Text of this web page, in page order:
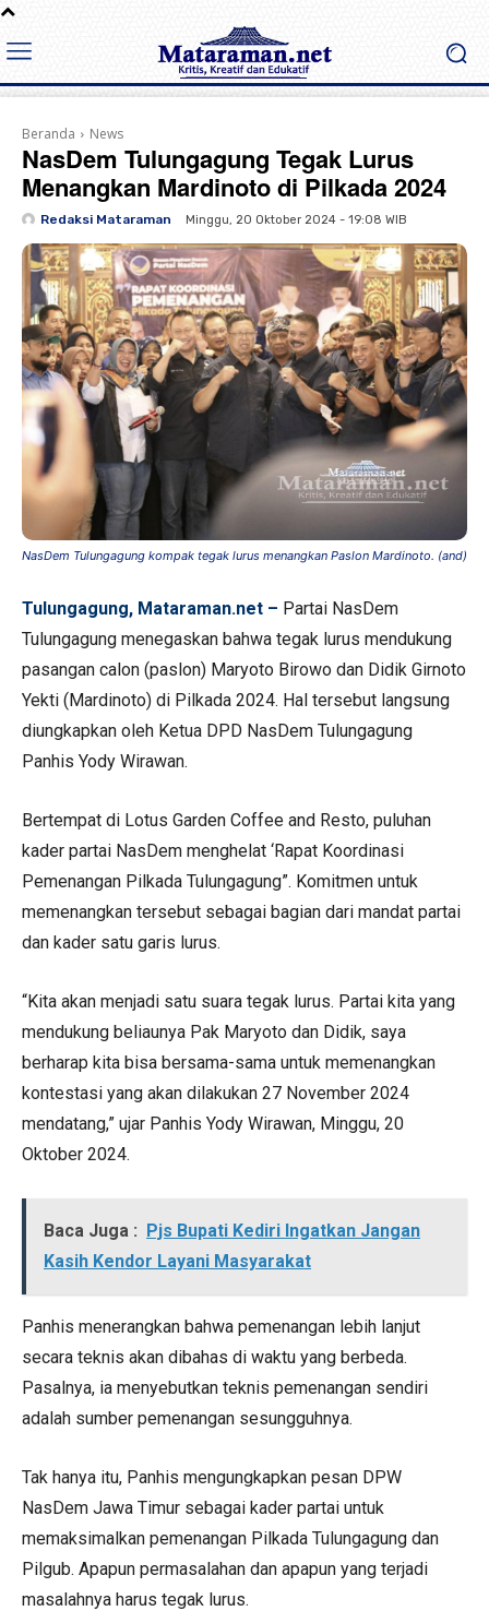
Beranda News
NasDem Tulungagung Tegak Lurus
Menangkan Mardinoto di Pilkada 2024
Redaksi Mataraman Minggu, 20 Oktober 2024 - 19:08 WIB
NasDem Tulungagung kompak tegak lurus menangkan Paslon Mardinoto. (and)
Tulungagung, Mataraman.net – Partai NasDem
Tulungagung menegaskan bahwa tegak lurus mendukung
pasangan calon (paslon) Maryoto Birowo dan Didik Girnoto
Yekti (Mardinoto) di Pilkada 2024. Hal tersebut langsung
diungkapkan oleh Ketua DPD NasDem Tulungagung
Panhis Yody Wirawan.
Bertempat di Lotus Garden Coffee and Resto, puluhan
kader partai NasDem menghelat ‘Rapat Koordinasi
Pemenangan Pilkada Tulungagung”. Komitmen untuk
memenangkan tersebut sebagai bagian dari mandat partai
dan kader satu garis lurus.
“Kita akan menjadi satu suara tegak lurus. Partai kita yang
mendukung beliaunya Pak Maryoto dan Didik, saya
berharap kita bisa bersama-sama untuk memenangkan
kontestasi yang akan dilakukan 27 November 2024
mendatang,” ujar Panhis Yody Wirawan, Minggu, 20
Oktober 2024.
Baca Juga : Pjs Bupati Kediri Ingatkan Jangan
Kasih Kendor Layani Masyarakat
Panhis menerangkan bahwa pemenangan lebih lanjut
secara teknis akan dibahas di waktu yang berbeda.
Pasalnya, ia menyebutkan teknis pemenangan sendiri
adalah sumber pemenangan sesungguhnya.
Tak hanya itu, Panhis mengungkapkan pesan DPW
NasDem Jawa Timur sebagai kader partai untuk
memaksimalkan pemenangan Pilkada Tulungagung dan
Pilgub. Apapun permasalahan dan apapun yang terjadi
masalahnya harus tegak lurus.